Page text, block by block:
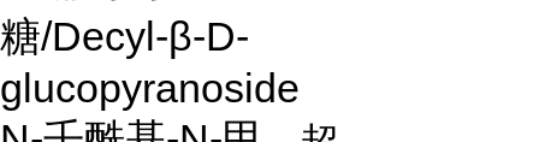
糖/Decyl-β-D-
glucopyranoside